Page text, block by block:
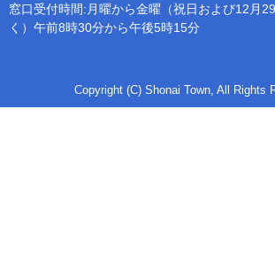
窓口受付時間:月曜から金曜（祝日および12月
く）午前8時30分から午後5時15分
Copyright (C) Shonai Town, All Rights